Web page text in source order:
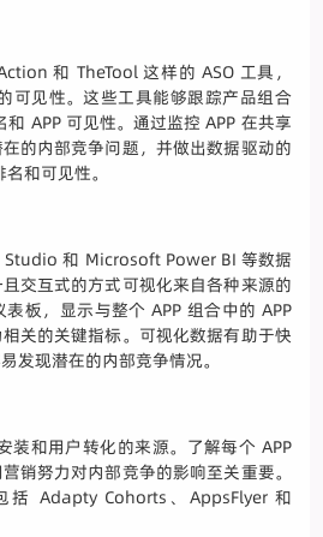
和 TheTool 这样的 ASO 工具，
可见性。这些工具能够跟踪产品组合
APP 可见性。通过监控 APP 在共享
的内部竞争问题，并做出数据驱动的
和可见性。
和 Microsoft Power BI 等数据
交互式的方式可视化来自各种来源的
板，显示与整个 APP 组合中的 APP
关的关键指标。可视化数据有助于快
发现潜在的内部竞争情况。
装和用户转化的来源。了解每个 APP
销努力对内部竞争的影响至关重要。
Adapty Cohorts、AppsFlyer 和